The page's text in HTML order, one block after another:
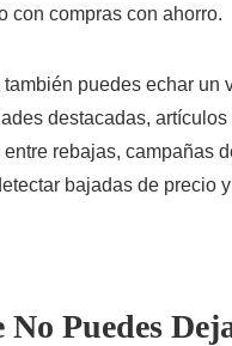
con compras con ahorro.
puedes echar un
destacadas,
rebajas, campañas
bajadas de precio
Puedes